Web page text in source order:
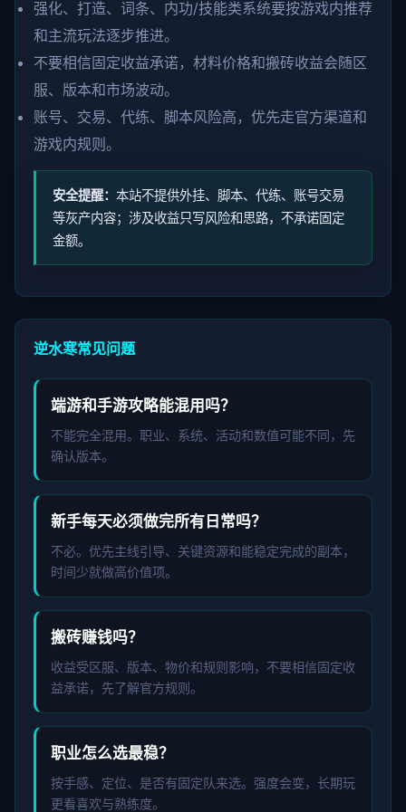
强化、打造、词条、内功/技能类系统要按游戏内推荐
和主流玩法逐步推进。
不要相信固定收益承诺，材料价格和搬砖收益会随区
服、版本和市场波动。
账号、交易、代练、脚本风险高，优先走官方渠道和
游戏内规则。
安全提醒： 本站不提供外挂、脚本、代练、账号交易
等灰产内容；涉及收益只写风险和思路，不承诺固定
金额。
逆水寒常见问题
端游和手游攻略能混用吗？
不能完全混用。职业、系统、活动和数值可能不同，先
确认版本。
新手每天必须做完所有日常吗？
不必。优先主线引导、关键资源和能稳定完成的副本，
时间少就做高价值项。
搬砖赚钱吗？
收益受区服、版本、物价和规则影响，不要相信固定收
益承诺，先了解官方规则。
职业怎么选最稳？
按手感、定位、是否有固定队来选。强度会变，长期玩
更看喜欢与熟练度。